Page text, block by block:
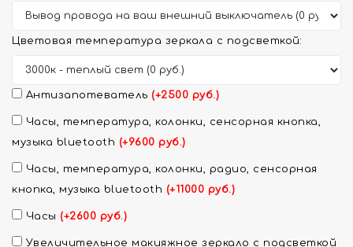
Цветовая температура зеркала с подсветкой:
Антизапотеватель (+2500 руб.)
Часы, температура, колонки, сенсорная кнопка,
музыка bluetooth (+9600 руб.)
Часы, температура, колонки, радио, сенсорная
кнопка, музыка bluetooth (+11000 руб.)
Часы (+2600 руб.)
Увеличительное макияжное зеркало с подсветкой